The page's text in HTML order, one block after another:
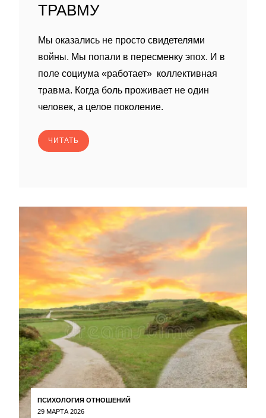
ТРАВМУ
Мы оказались не просто свидетелями
войны. Мы попали в пересменку эпох. И в
поле социума «работает» коллективная
травма. Когда боль проживает не один
человек, а целое поколение.
ЧИТАТЬ
ПСИХОЛОГИЯ ОТНОШЕНИЙ
29 МАРТА 2026